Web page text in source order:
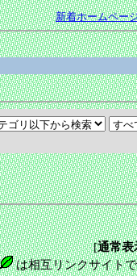
新着ホームペー
[通常表
は相互リンクサイト